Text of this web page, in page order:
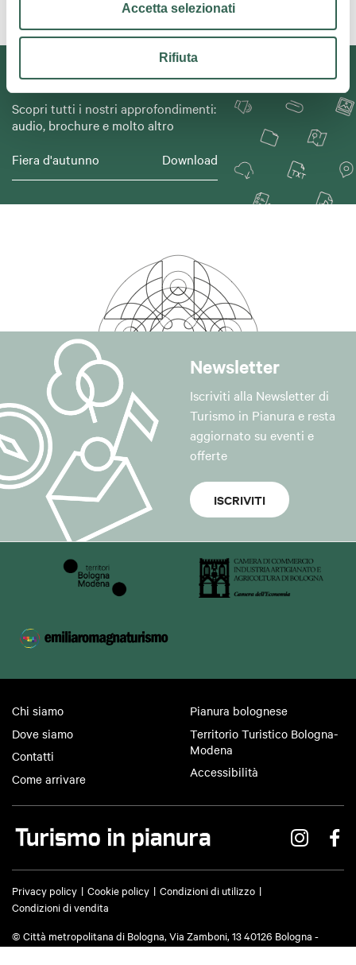
Accetta selezionati
Rifiuta
Non perderti nulla
Scopri tutti i nostri approfondimenti:
audio, brochure e molto altro
Fiera d'autunno
Download
Newsletter
Iscriviti alla Newsletter di
Turismo in Pianura e resta
aggiornato su eventi e
offerte
ISCRIVITI
Chi siamo
Dove siamo
Contatti
Come arrivare
Pianura bolognese
Territorio Turistico Bologna-
Modena
Accessibilità
Privacy policy Cookie policy
Condizioni di utilizzo
Condizioni di vendita
© Città metropolitana di Bologna, Via Zamboni, 13 40126 Bologna -